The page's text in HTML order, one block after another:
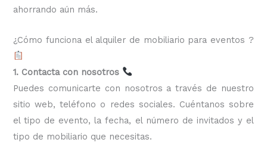
ahorrando aún más.
¿Cómo funciona el alquiler de mobiliario para eventos ?
1. Contacta con nosotros
Puedes comunicarte con nosotros a través de nuestro
sitio web, teléfono o redes sociales. Cuéntanos sobre
el tipo de evento, la fecha, el número de invitados y el
tipo de mobiliario que necesitas.